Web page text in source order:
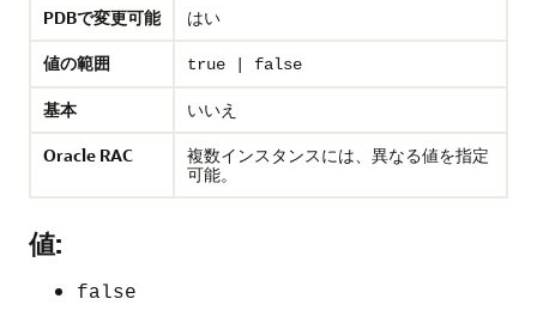
PDBで変更可能
はい
値の範囲
true | false
基本
いいえ
Oracle RAC
複数インスタンスには、異なる値を指定
可能。
値:
false